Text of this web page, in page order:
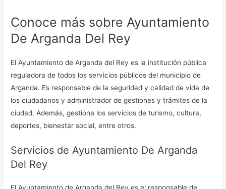
Conoce más sobre Ayuntamiento
De Arganda Del Rey
El Ayuntamiento de Arganda del Rey es la institución pública
reguladora de todos los servicios públicos del municipio de
Arganda. Es responsable de la seguridad y calidad de vida de
los ciudadanos y administrador de gestiones y trámites de la
ciudad. Además, gestiona los servicios de turismo, cultura,
deportes, bienestar social, entre otros.
Servicios de Ayuntamiento De Arganda
Del Rey